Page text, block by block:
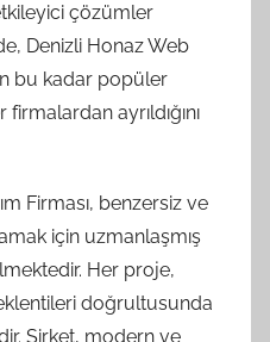
çözümler
Denizli Honaz Web
bu kadar popüler
ayrıldığını
Firması, benzersiz ve
için uzmanlaşmış
Her proje,
doğrultusunda
Şirket, modern ve